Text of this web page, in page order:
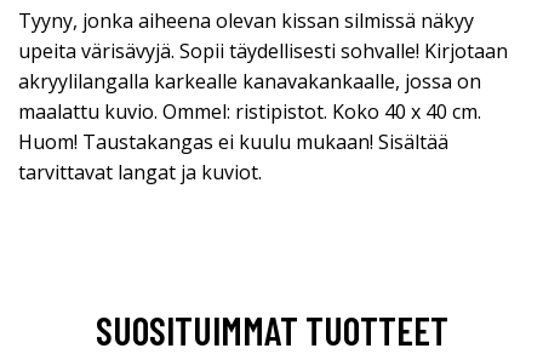
Tyyny, jonka aiheena olevan kissan silmissä näkyy
upeita värisävyjä. Sopii täydellisesti sohvalle! Kirjotaan
akryylilangalla karkealle kanavakankaalle, jossa on
maalattu kuvio. Ommel: ristipistot. Koko 40 x 40 cm.
Huom! Taustakangas ei kuulu mukaan! Sisältää
tarvittavat langat ja kuviot.
SUOSITUIMMAT TUOTTEET